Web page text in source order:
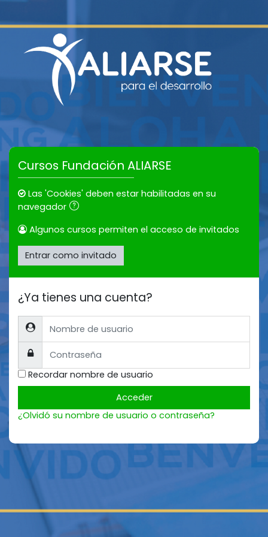
Cursos Fundación ALIARSE
Las 'Cookies' deben estar habilitadas en su
navegador
Algunos cursos permiten el acceso de invitados
Entrar como invitado
¿Ya tienes una cuenta?
Nombre de usuario
Contraseña
Recordar nombre de usuario
Acceder
¿Olvidó su nombre de usuario o contraseña?